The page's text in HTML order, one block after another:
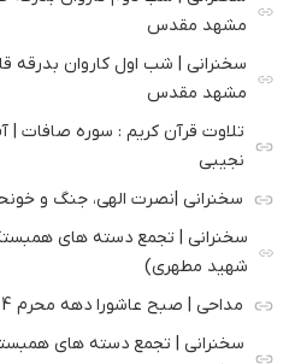
مشهد مقدس
سخنرانی | شب اول کاروان بدرقه
مشهد مقدس
تلاوت قرآن کریم : سوره صافات |
نجیبی
سخنرانی |نصرت الهی، جنگ و
سخنرانی | تجمع دسته های
شهید مطهری)
مداحی | صبح عاشورا دهه محرم 1405/04/04
سخنرانی | تجمع دسته های